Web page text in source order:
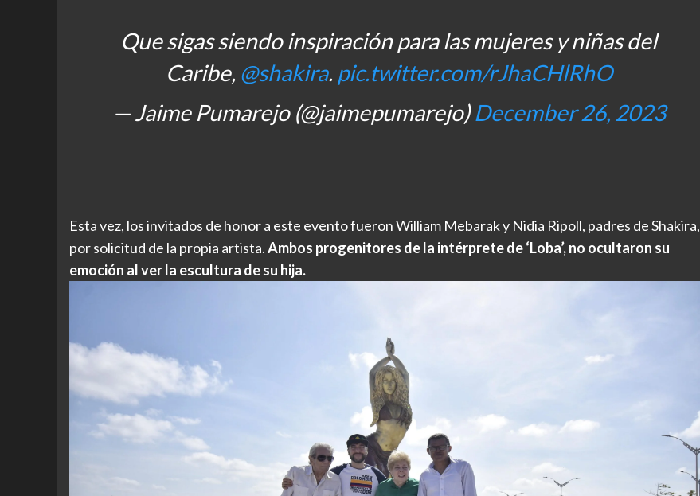
Que sigas siendo inspiración para las mujeres y niñas del
Caribe, @shakira. pic.twitter.com/rJhaCHlRhO
— Jaime Pumarejo (@jaimepumarejo)December 26, 2023
Esta vez, los invitados de honor a este evento fueron William Mebarak y Nidia Ripoll, padres de Shakira,
por solicitud de la propia artista.Ambos progenitores de la intérprete de ‘Loba’, no ocultaron su
emoción al ver la escultura de su hija.